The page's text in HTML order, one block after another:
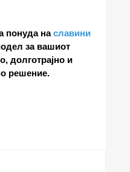
понуда наславини
за вашиот
долготрајно и
решение.